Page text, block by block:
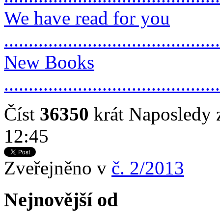
We have read for you
New Books
Číst 36350 krát Naposledy
12:45
Zveřejněno v č. 2/2013
Nejnovější od